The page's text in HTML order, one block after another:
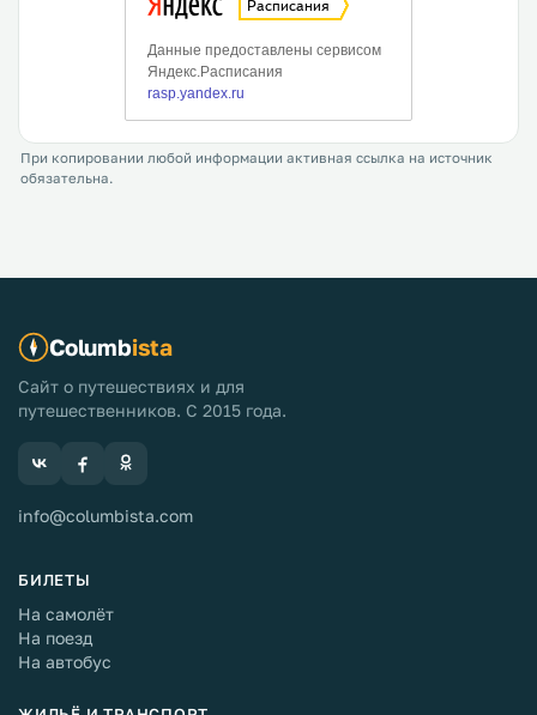
При копировании любой информации активная ссылка на источник
обязательна.
Columbista
Сайт о путешествиях и для
путешественников. С 2015 года.
info@columbista.com
БИЛЕТЫ
На самолёт
На поезд
На автобус